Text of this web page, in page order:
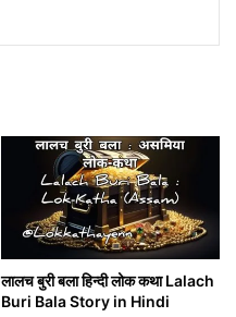
लालच बुरी बला हिन्दी लोक कथा Lalach
Buri Bala Story in Hindi